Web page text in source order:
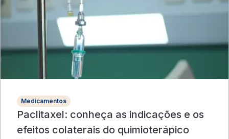
Medicamentos
Paclitaxel: conheça as indicações e os
efeitos colaterais do quimioterápico